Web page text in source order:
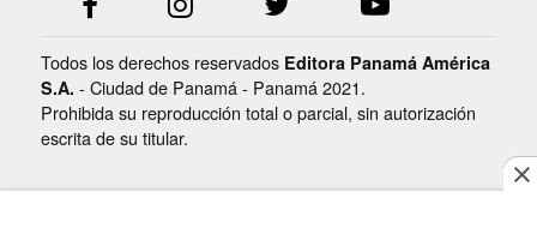
Todos los derechos reservados Editora Panamá América
S.A. - Ciudad de Panamá - Panamá 2021.
Prohibida su reproducción total o parcial, sin autorización
escrita de su titular.